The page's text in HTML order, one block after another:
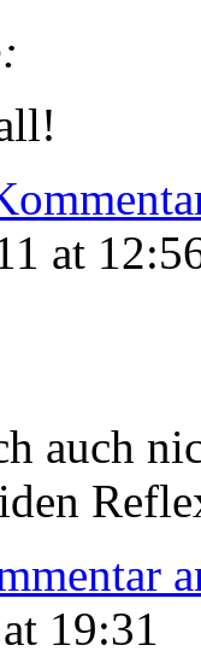
at
auch
19:31